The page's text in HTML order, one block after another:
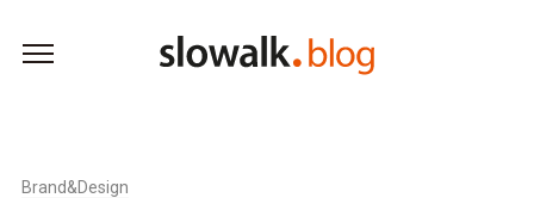
Brand&Design